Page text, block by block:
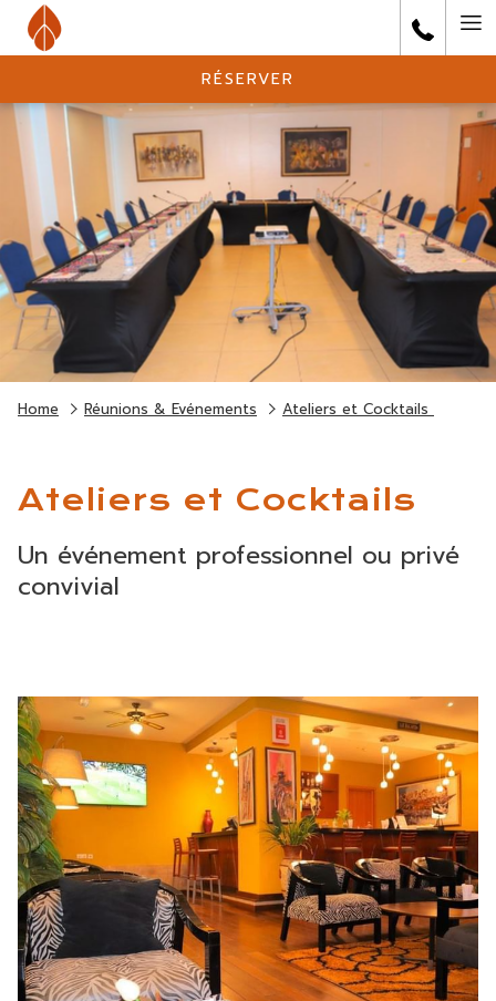
RÉSERVER
Home Réunions & Evénements Ateliers et Cocktails
Ateliers et Cocktails
Un événement professionnel ou privé
convivial